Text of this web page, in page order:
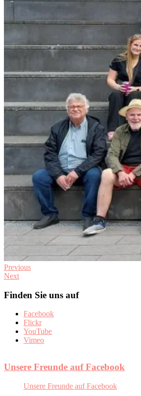
Previous
Next
Finden Sie uns auf
Facebook
Flickr
YouTube
Vimeo
Unsere Freunde auf Facebook
Unsere Freunde auf Facebook